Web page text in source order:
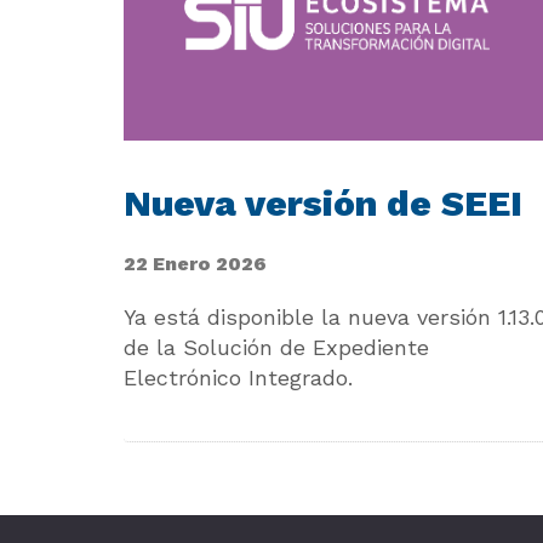
Nueva versión de SEEI
22 Enero 2026
Ya está disponible la nueva versión
de la Solución de Expediente
Electrónico Integrado.